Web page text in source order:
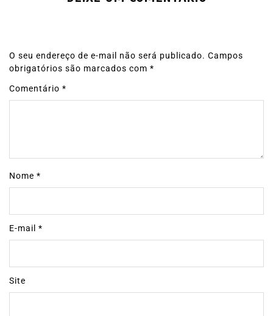
O seu endereço de e-mail não será publicado. Campos
obrigatórios são marcados com *
Comentário *
Nome *
E-mail *
Site